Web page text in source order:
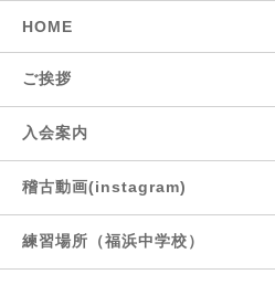
HOME
ご挨拶
入会案内
稽古動画(instagram)
練習場所（福浜中学校）